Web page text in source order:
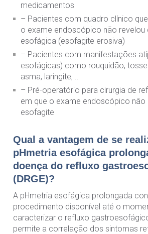
medicamentos
– Pacientes com quadro clínico
o exame endoscópico não revelou
esofágica (esofagite erosiva)
– Pacientes com manifestações
esofágicas) como rouquidão,
asma, laringite, ..
– Pré-operatório para cirurgia de
em que o exame endoscópico não
esofagite
Qual a vantagem de se
pHmetria esofágica
doença do refluxo
(DRGE)?
A pHmetria esofágica prolongada
procedimento disponível até o
caracterizar o refluxo
permite a correlação dos sintomas